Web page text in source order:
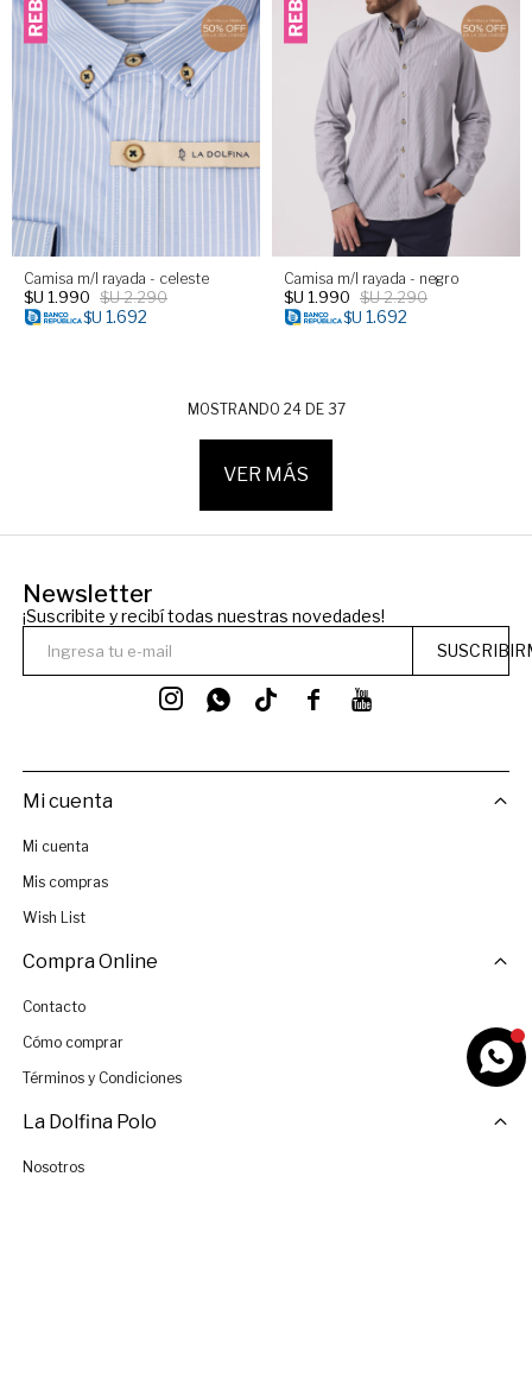
Camisa m/l rayada - celeste
$U 1.990 $U2.290
$U 1.692
Camisa m/l rayada - negro
$U 1.990 $U2.290
$U 1.692
MOSTRANDO 24DE 37
VER MÁS
Newsletter
¡Suscribite y recibí todas nuestras novedades!
 
 
Mi cuenta
Mi cuenta
Mis compras
Wish List
Compra Online
Contacto
Cómo comprar
Términos y Condiciones
La Dolfina Polo
Nosotros